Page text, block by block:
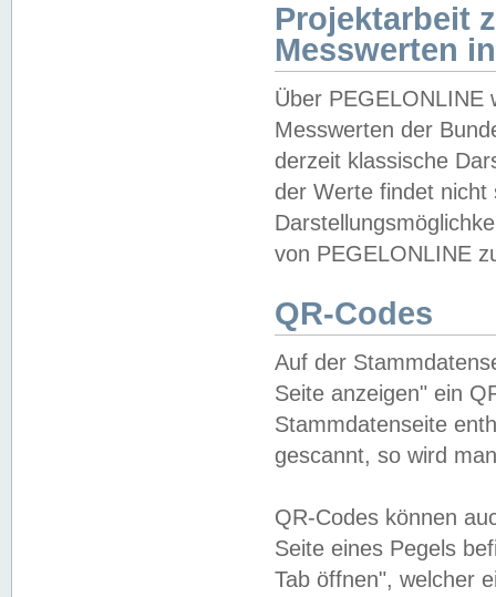
Projektarbeit
Messwerten
Über PEGELONLINE
Messwerten der
derzeit klassische
der Werte findet
von PEGELONLINE
QR-Codes
Auf der
Seite anzeigen" ein
Stammdatenseite
gescannt, so wird
QR-Codes können
Seite eines Pegels
Tab öffnen", welcher